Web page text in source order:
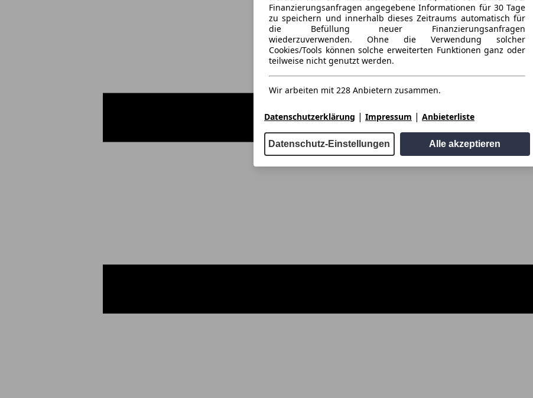
Finanzierungsanfragen angegebene Informationen für 30 Tage
zu speichern und innerhalb dieses Zeitraums automatisch für
die Befüllung neuer Finanzierungsanfragen
wiederzuverwenden. Ohne die Verwendung solcher
Cookies/Tools können solche erweiterten Funktionen ganz oder
teilweise nicht genutzt werden.
Wir arbeiten mit 228 Anbietern zusammen.
Datenschutzerklärung | Impressum | Anbieterliste
Datenschutz-Einstellungen Alle akzeptieren